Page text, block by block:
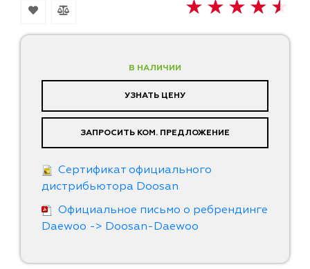
В НАЛИЧИИ
УЗНАТЬ ЦЕНУ
ЗАПРОСИТЬ КОМ. ПРЕДЛОЖЕНИЕ
Сертификат официального
дистрибьютора Doosan
Официальное письмо о ребрендинге
Daewoo -> Doosan-Daewoo